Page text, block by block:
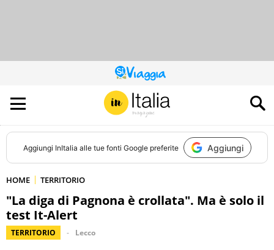
QUESTO
SITO
CONTRIBUISCE
ALL’AUDIENCE
DI
Aggiungi InItalia alle tue fonti Google preferite Aggiungi
HOME TERRITORIO
"La diga di Pagnona è crollata". Ma è solo il
test It-Alert
TERRITORIO Lecco